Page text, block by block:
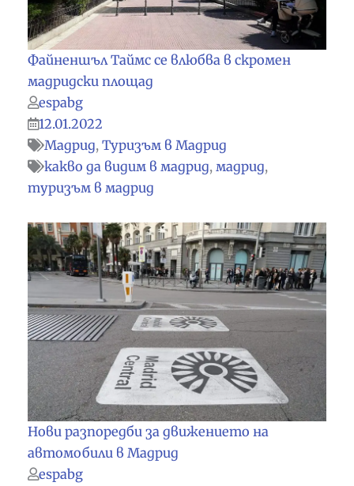
Файненшъл Таймс се влюбва в скромен
мадридски площад
espabg
12.01.2022
Мадрид, Туризъм в Мадрид
какво да видим в мадрид, мадрид,
туризъм в мадрид
Нови разпоредби за движението на
автомобили в Мадрид
espabg